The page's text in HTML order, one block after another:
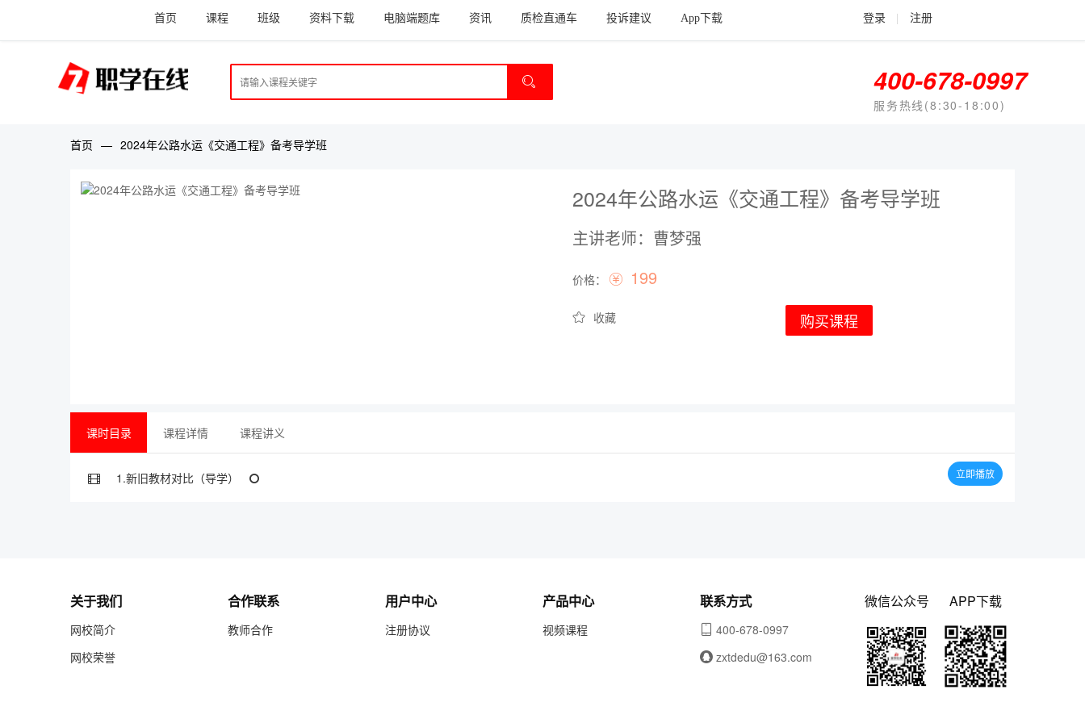
首页 课程 班级 资料下载 电脑端题库 资讯 质检直通车 投诉建议 App下载 登录 注册
400-678-0997
服务热线(8:30-18:00)
首页 — 2024年公路水运《交通工程》备考导学班
2024年公路水运《交通工程》备考导学班
主讲老师：曹梦强
价格： 199
收藏 购买课程
课时目录 课程详情 课程讲义
立即播放
1.新旧教材对比（导学）
关于我们
网校简介
网校荣誉
合作联系
教师合作
用户中心
注册协议
产品中心
视频课程
联系方式
400-678-0997
zxtdedu@163.com
微信公众号 APP下载